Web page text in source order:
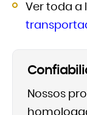
Ver toda a
Nossos